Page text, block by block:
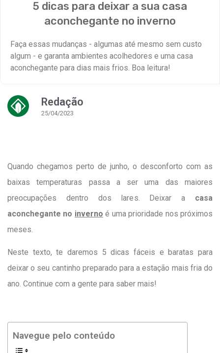
5 dicas para deixar a sua casa
aconchegante no inverno
Faça essas mudanças - algumas até mesmo sem custo
algum - e garanta ambientes acolhedores e uma casa
aconchegante para dias mais frios. Boa leitura!
Redação
25/04/2023
Quando chegamos perto de junho, o desconforto com as
baixas temperaturas passa a ser uma das maiores
preocupações dentro dos lares. Deixar a casa
aconchegante no inverno é uma prioridade nos próximos
meses.
Neste texto, te daremos 5 dicas fáceis e baratas para
deixar o seu cantinho preparado para a estação mais fria do
ano. Continue com a gente para saber mais!
Navegue pelo conteúdo